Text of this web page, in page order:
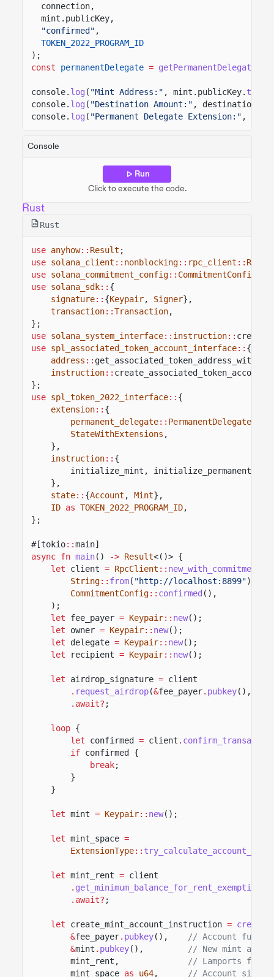
connection,
mint.publicKey,
"confirmed" ,
TOKEN_2022_PROGRAM_ID
);
const
permanentDelegate = getPermanentDelegate
console. log ( "Mint Address:" , mint.publicKey.
console. log ( "Destination Amount:" ,
console. log ( "Permanent Delegate Extension:" ,
Console
Run
Click to execute the code.
Rust
Rust
use anyhow:: Result ;
use solana_client :: nonblocking:: rpc_client ::
use solana_commitment_config:: CommitmentConfig
use solana_sdk:: {
signature:: {Keypair, Signer},
transaction::Transaction,
};
use solana_system_interface:: instruction::
use spl_associated_token_account_interface:: {
address ::
instruction:: create_associated_token_account,
};
use spl_token_2022_interface:: {
extension:: {
permanent_delegate:: PermanentDelegate
StateWithExtensions ,
},
instruction:: {
initialize_mint,
},
state:: {Account , Mint},
ID as TOKEN_2022_PROGRAM_ID,
};
#[tokio::main]
async fn main() -> Result<()> {
let
client = RpcClient :: new_with_commitment
String:: from( "http://localhost:8899"),
CommitmentConfig:: confirmed (),
);
let
fee_payer = Keypair:: new();
let
owner = Keypair:: new();
let
delegate = Keypair:: new();
let
recipient = Keypair:: new();
let airdrop_signature = client
. request_airdrop(&fee_payer. pubkey(),
.await? ;
loop {
let
confirmed = client .
if confirmed {
break;
}
}
let mint = Keypair:: new();
let mint_space =
ExtensionType:: try_calculate_account_len
let mint_rent = client
. get_minimum_balance_for_rent_exemption
.await? ;
let create_mint_account_instruction =
&fee_payer. pubkey(),
// Account
&mint . pubkey(),
// New mint
mint_rent,
// Lamports
mint_space as u64, // Account size